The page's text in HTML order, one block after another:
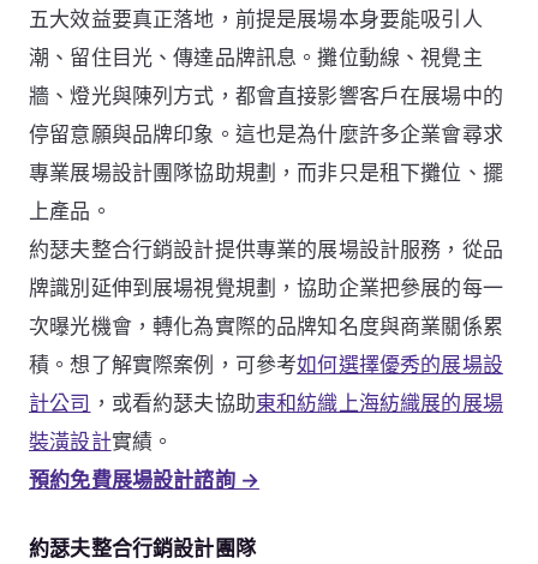
五大效益要真正落地，前提是展場本身要能吸引人
潮、留住目光、傳達品牌訊息。攤位動線、視覺主
牆、燈光與陳列方式，都會直接影響客戶在展場中的
停留意願與品牌印象。這也是為什麼許多企業會尋求
專業展場設計團隊協助規劃，而非只是租下攤位、擺
上產品。
約瑟夫整合行銷設計提供專業的展場設計服務，從品
牌識別延伸到展場視覺規劃，協助企業把參展的每一
次曝光機會，轉化為實際的品牌知名度與商業關係累
積。想了解實際案例，可參考如何選擇優秀的展場設
計公司 ，或看約瑟夫協助東和紡織上海紡織展的展場
裝潢設計實績。
預約免費展場設計諮詢 →
約瑟夫整合行銷設計團隊